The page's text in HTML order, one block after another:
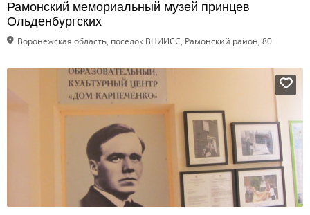
Рамонский мемориальный музей принцев
Ольденбургских
Воронежская область, посёлок ВНИИСС, Рамонский район, 80